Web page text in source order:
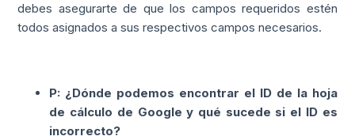
debes asegurarte de que los campos requeridos estén
todos asignados a sus respectivos campos necesarios.
P: ¿Dónde podemos encontrar el ID de la hoja
de cálculo de Google y qué sucede si el ID es
incorrecto?